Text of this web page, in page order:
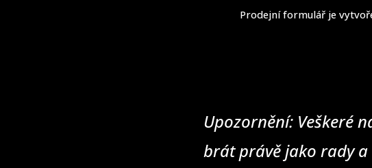
Prodejní formulář je
Upozornění: Veškeré
brát právě jako rady